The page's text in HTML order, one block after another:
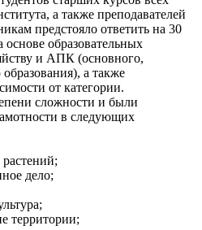
а также преподавателей
предстояло ответить на 30
образовательных
и АПК (основного,
а также
от категории.
сложности и были
в следующих
дело;
территории;